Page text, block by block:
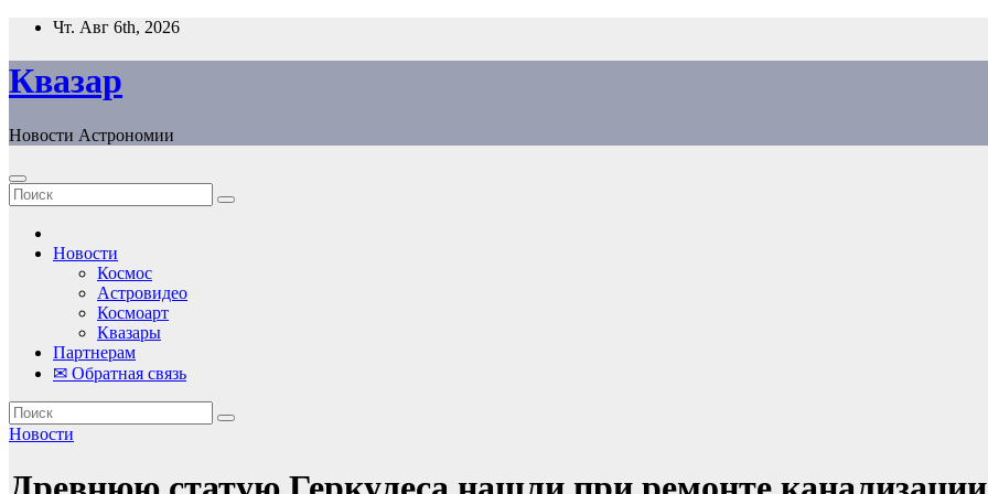
Перейти
содержанию
Чт. Авг 6th, 2026
Квазар
Новости Астрономии
Новости
Космос
Астровидео
Космоарт
Квазары
Партнерам
✉ Обратная связь
Новости